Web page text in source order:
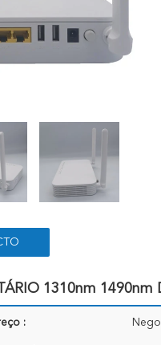
1310nm 1490nm
: